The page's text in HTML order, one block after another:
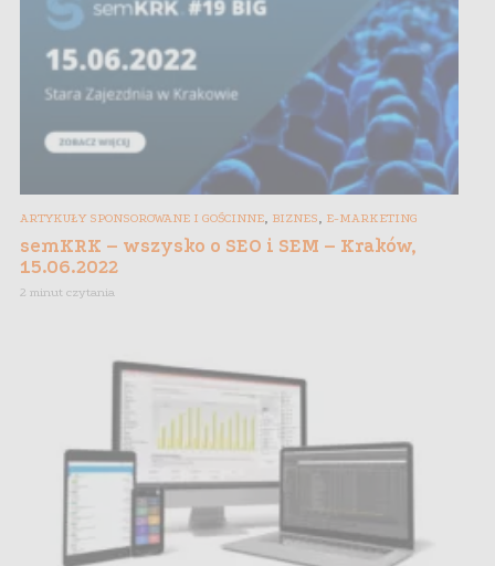
ARTYKUŁY SPONSOROWANE I GOŚCINNE, BIZNES, E-MARKETING
semKRK – wszysko o SEO i SEM – Kraków,
15.06.2022
2 minut czytania